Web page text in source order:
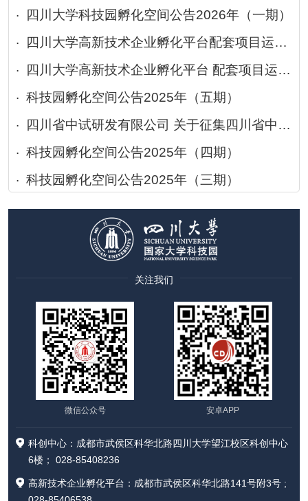
四川大学科技园孵化空间公告2026年（一期）
四川大学高新技术企业孵化平台配套项目运营商公开比选结果公示
四川大学高新技术企业孵化平台 配套项目运营商公开比选公告
科技园孵化空间公告2025年（五期）
四川省中试研发有限公司 关于征集四川省中试研发平台“1+N”模式合作中试项目的通知
科技园孵化空间公告2025年（四期）
科技园孵化空间公告2025年（三期）
关注我们
微信公众号 安卓APP
科创中心：成都市武侯区科华北路四川大学望江校区科创中心
6楼； 028-85408236
高新技术企业孵化平台：成都市武侯区科华北路141号附3号 ;